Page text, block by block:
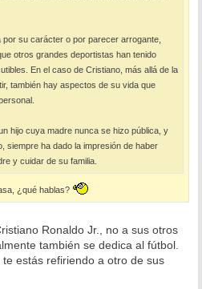
su carácter o por parecer arrogante,
otros grandes deportistas han tenido
En el caso de Cristiano, más allá de la
también hay aspectos de su vida que
hijo cuya madre nunca se hizo pública, y
siempre ha dado la impresión de haber
y cuidar de su familia.
¿qué hablas?
Ronaldo Jr., no a sus otros
también se dedica al fútbol.
estás refiriendo a otro de sus